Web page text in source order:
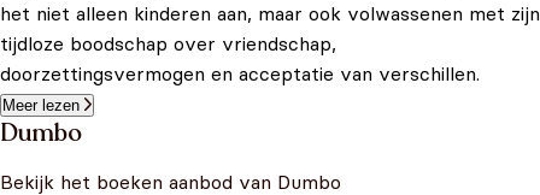
het niet alleen kinderen aan, maar ook volwassenen met zijn
tijdloze boodschap over vriendschap,
doorzettingsvermogen en acceptatie van verschillen.
Meer lezen
Dumbo
Bekijk het boeken aanbod van Dumbo